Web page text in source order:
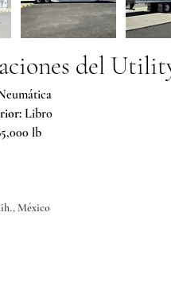
del
Libro
lb
México